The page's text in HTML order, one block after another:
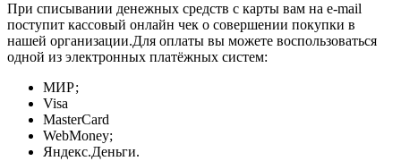
При списывании денежных средств с карты вам на e-mail
поступит кассовый онлайн чек о совершении покупки в
нашей организации.Для оплаты вы можете воспользоваться
одной из электронных платёжных систем:
МИР;
Visa
MasterCard
WebMoney;
Яндекс.Деньги.